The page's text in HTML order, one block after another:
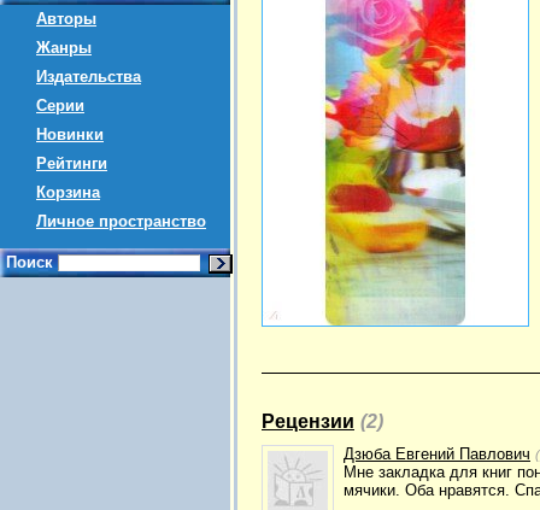
Авторы
Жанры
Издательства
Серии
Новинки
Рейтинги
Корзина
Личное пространство
Поиск
Рецензии (2)
Дзюба Евгений Павлович
Мне закладка для книг
мячики. Оба нравятся.